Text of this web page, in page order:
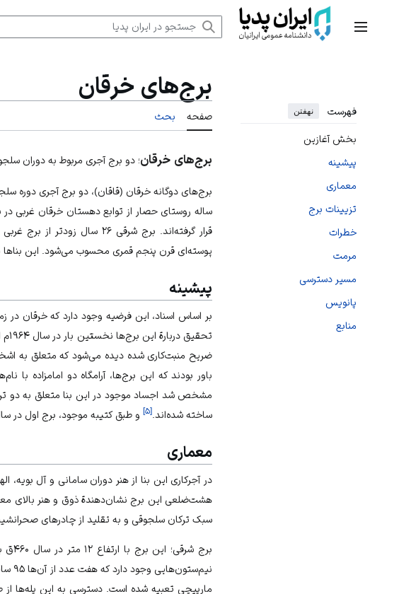
منوی اصلی
فهرست نهفتن
بخش آغازین
پیشینه
معماری
تزیینات برج
خطرات
مرمت
مسیر دسترسی
پانویس
منابع
برج‌های خرقان
صفحه بحث
برج‌های خرقان؛ دو برج آجری مربوط به دوران
ساله روستای حصار از توابع دهستان خرقان غربی
قرار گرفته‌اند. برج شرقی ۲۶ سال زودتر از برج غربی ساخته شده؛ اما معماری آن‌ها شباهت زیادی به یکدیگر دارد.
پوسته‌ای قرن پنجم قمری محسوب می‌شود. این بناها با معماری چشم‌نواز خود در
پیشینه
بر اساس اسناد، این فرضیه وجود دارد که خرقان
ضریح‌ منبت‌کاری شده دیده می‌شود که متعلق به
باور بودند که این برج‌ها، آرامگاه دو امامزاده
مشخص شد اجساد موجود در این بنا متعلق به دو
ساخته شده‌اند.[۵] و طبق کتیبه موجود، برج اول در سال ۴۶۰ قمری و دیگری در سال ۴۸۶ قمری ساخته
معماری
در آجرکاری این بنا از هنر دوران سامانی و آل
هشت‌ضلعی این برج نشان‌دهندة ذوق و هنر بالای
سبک ترکان سلجوقی و به تقلید از چادرهای
برج شرقی؛ این برج با ارتفاع ۱۲ متر در سال ۴۶۰ق به‌صورت هشت‌ضلعی ساخته شد.